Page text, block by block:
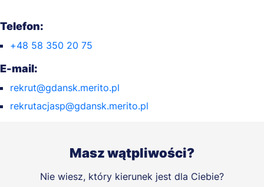
Telefon:
+48 58 350 20 75
E-mail:
rekrut@gdansk.merito.pl
rekrutacjasp@gdansk.merito.pl
Masz wątpliwości?
Nie wiesz, który kierunek jest dla Ciebie?